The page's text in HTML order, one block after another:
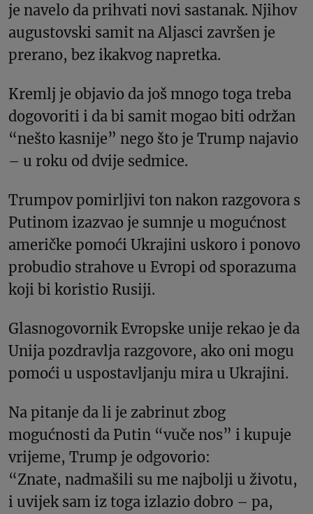
je navelo da prihvati novi sastanak. Njihov
augustovski samit na Aljasci završen je
prerano, bez ikakvog napretka.
Kremlj je objavio da još mnogo toga treba
dogovoriti i da bi samit mogao biti održan
“nešto kasnije” nego što je Trump najavio
– u roku od dvije sedmice.
Trumpov pomirljivi ton nakon razgovora s
Putinom izazvao je sumnje u mogućnost
američke pomoći Ukrajini uskoro i ponovo
probudio strahove u Evropi od sporazuma
koji bi koristio Rusiji.
Glasnogovornik Evropske unije rekao je da
Unija pozdravlja razgovore, ako oni mogu
pomoći u uspostavljanju mira u Ukrajini.
Na pitanje da li je zabrinut zbog
mogućnosti da Putin “vuče nos” i kupuje
vrijeme, Trump je odgovorio:
“Znate, nadmašili su me najbolji u životu,
i uvijek sam iz toga izlazio dobro – pa,